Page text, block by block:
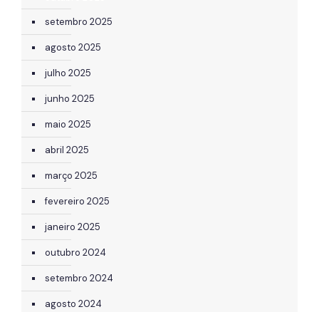
setembro 2025
agosto 2025
julho 2025
junho 2025
maio 2025
abril 2025
março 2025
fevereiro 2025
janeiro 2025
outubro 2024
setembro 2024
agosto 2024